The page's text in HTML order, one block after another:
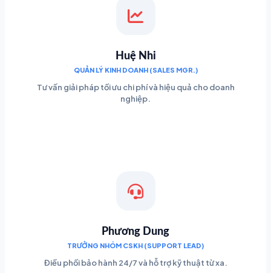
Huệ Nhi
QUẢN LÝ KINH DOANH (SALES MGR.)
Tư vấn giải pháp tối ưu chi phí và hiệu quả cho doanh
nghiệp.
Phương Dung
TRƯỞNG NHÓM CSKH (SUPPORT LEAD)
Điều phối bảo hành 24/7 và hỗ trợ kỹ thuật từ xa.